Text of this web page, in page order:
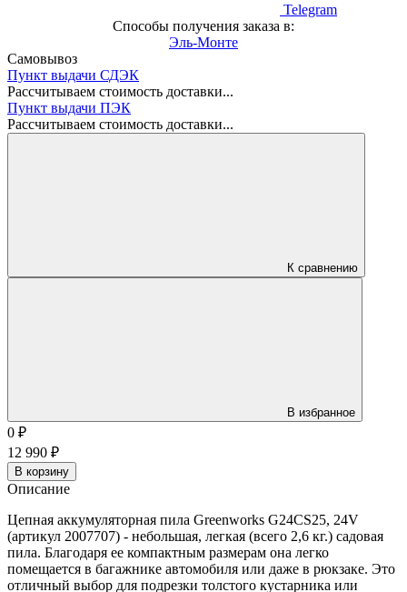
Telegram
Способы получения заказа в:
Эль-Монте
Самовывоз
Пункт выдачи СДЭК
Рассчитываем стоимость доставки...
Пункт выдачи ПЭК
Рассчитываем стоимость доставки...
К сравнению
В избранное
0 ₽
12 990 ₽
В корзину
Описание
Цепная аккумуляторная пила Greenworks G24CS25, 24V
(артикул 2007707) - небольшая, легкая (всего 2,6 кг.) садовая
пила. Благодаря ее компактным размерам она легко
помещается в багажнике автомобиля или даже в рюкзаке. Это
отличный выбор для подрезки толстого кустарника или